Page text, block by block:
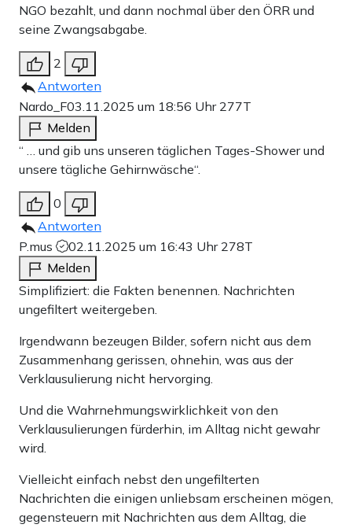
NGO bezahlt, und dann nochmal über den ÖRR und
seine Zwangsabgabe.
2
Antworten
Nardo_F03.11.2025 um 18:56 Uhr 277T
Melden
“ … und gib uns unseren täglichen Tages-Shower und
unsere tägliche Gehirnwäsche“.
0
Antworten
P.mus
02.11.2025 um 16:43 Uhr 278T
Melden
Simplifiziert: die Fakten benennen. Nachrichten
ungefiltert weitergeben.
Irgendwann bezeugen Bilder, sofern nicht aus dem
Zusammenhang gerissen, ohnehin, was aus der
Verklausulierung nicht hervorging.
Und die Wahrnehmungswirklichkeit von den
Verklausulierungen fürderhin, im Alltag nicht gewahr
wird.
Vielleicht einfach nebst den ungefilterten
Nachrichten die einigen unliebsam erscheinen mögen,
gegensteuern mit Nachrichten aus dem Alltag, die